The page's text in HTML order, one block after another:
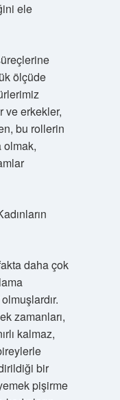
ele
ölçüde
ve erkekler,
bu rollerin
olmak,
daha çok
zamanları,
kalmaz,
bir
pişirme